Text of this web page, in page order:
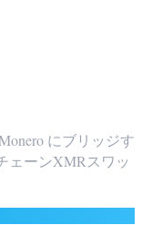
にブリッジす
ェーンXMRスワッ